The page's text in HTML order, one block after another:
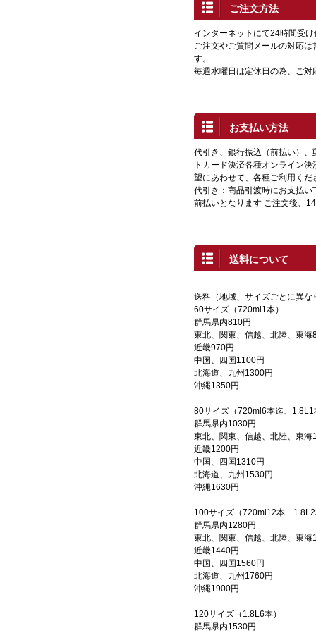
ご注文方法
インターネットにて24時間受
ご注文やご質問メールの対応
す。
毎週水曜日は定休日の為、ご対
お支払い方法
代引き、銀行振込（前払い）
トカード決済各種オンライン
望にあわせて、各種ご利用くだ
代引き：商品引渡時にお支払
前払いとなります ご注文後、
送料について
送料（地域、サイズごとに異な
60サイズ（720ml1本）
群馬県内810円
東北、関東、信越、北陸、東海
近畿970円
中国、四国1100円
北海道、九州1300円
沖縄1350円
80サイズ（720ml6本迄、1.8L1
群馬県内1030円
東北、関東、信越、北陸、東海
近畿1200円
中国、四国1310円
北海道、九州1530円
沖縄1630円
100サイズ（720ml12本 1.8L2
群馬県内1280円
東北、関東、信越、北陸、東海
近畿1440円
中国、四国1560円
北海道、九州1760円
沖縄1900円
120サイズ（1.8L6本）
群馬県内1530円